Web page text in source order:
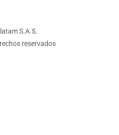
S.A.S.
reservados